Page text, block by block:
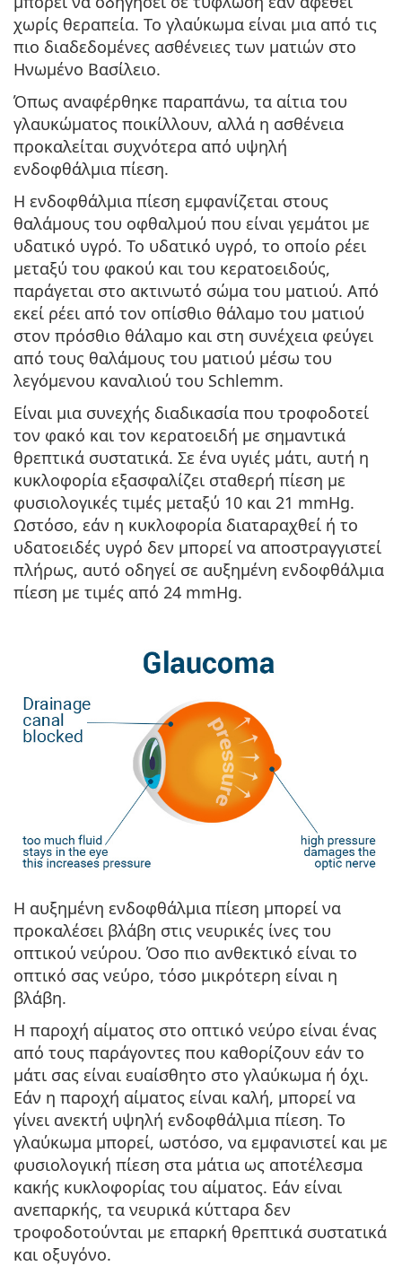
Persol
Prada
Όλες οι μάρκες
χωρίς θεραπεία. Το γλαύκωμα είναι μια από τις
πιο διαδεδομένες ασθένειες των ματιών στο
Ηνωμένο Βασίλειο.
Όπως αναφέρθηκε παραπάνω, τα αίτια του
γλαυκώματος ποικίλλουν, αλλά η ασθένεια
προκαλείται συχνότερα από υψηλή
ενδοφθάλμια πίεση.
Η ενδοφθάλμια πίεση εμφανίζεται στους
θαλάμους του οφθαλμού που είναι γεμάτοι με
υδατικό υγρό. Το υδατικό υγρό, το οποίο ρέει
μεταξύ του φακού και του κερατοειδούς,
παράγεται στο ακτινωτό σώμα του ματιού. Από
εκεί ρέει από τον οπίσθιο θάλαμο του ματιού
στον πρόσθιο θάλαμο και στη συνέχεια φεύγει
από τους θαλάμους του ματιού μέσω του
λεγόμενου καναλιού του Schlemm.
Είναι μια συνεχής διαδικασία που τροφοδοτεί
τον φακό και τον κερατοειδή με σημαντικά
θρεπτικά συστατικά. Σε ένα υγιές μάτι, αυτή η
κυκλοφορία εξασφαλίζει σταθερή πίεση με
φυσιολογικές τιμές μεταξύ 10 και 21 mmHg.
Ωστόσο, εάν η κυκλοφορία διαταραχθεί ή το
υδατοειδές υγρό δεν μπορεί να αποστραγγιστεί
πλήρως, αυτό οδηγεί σε αυξημένη ενδοφθάλμια
πίεση με τιμές από 24 mmHg.
Η αυξημένη ενδοφθάλμια πίεση μπορεί να
προκαλέσει βλάβη στις νευρικές ίνες του
οπτικού νεύρου. Όσο πιο ανθεκτικό είναι το
οπτικό σας νεύρο, τόσο μικρότερη είναι η
βλάβη.
Η παροχή αίματος στο οπτικό νεύρο είναι ένας
από τους παράγοντες που καθορίζουν εάν το
μάτι σας είναι ευαίσθητο στο γλαύκωμα ή όχι.
Εάν η παροχή αίματος είναι καλή, μπορεί να
γίνει ανεκτή υψηλή ενδοφθάλμια πίεση. Το
γλαύκωμα μπορεί, ωστόσο, να εμφανιστεί και με
φυσιολογική πίεση στα μάτια ως αποτέλεσμα
κακής κυκλοφορίας του αίματος. Εάν είναι
ανεπαρκής, τα νευρικά κύτταρα δεν
τροφοδοτούνται με επαρκή θρεπτικά συστατικά
και οξυγόνο.